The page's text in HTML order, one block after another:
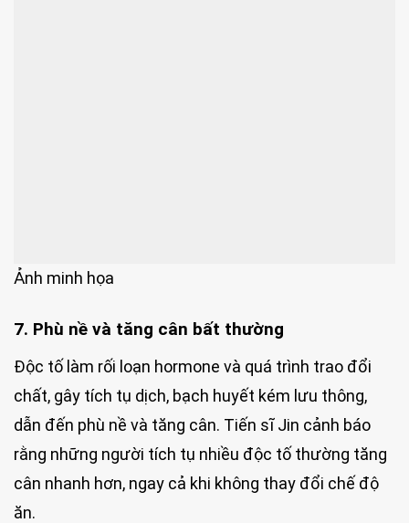
Ảnh minh họa
7. Phù nề và tăng cân bất thường
Độc tố làm rối loạn hormone và quá trình trao đổi
chất, gây tích tụ dịch, bạch huyết kém lưu thông,
dẫn đến phù nề và tăng cân. Tiến sĩ Jin cảnh báo
rằng những người tích tụ nhiều độc tố thường tăng
cân nhanh hơn, ngay cả khi không thay đổi chế độ
ăn.